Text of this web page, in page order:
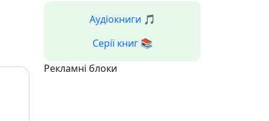
Аудіокниги 🎵
Серії книг 📚
Рекламні блоки